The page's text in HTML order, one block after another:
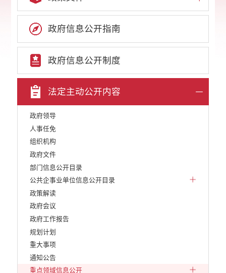
政府信息公开指南
政府信息公开制度
法定主动公开内容
政府领导
人事任免
组织机构
政府文件
部门信息公开目录
公共企事业单位信息公开目录
政策解读
政府会议
政府工作报告
规划计划
重大事项
通知公告
重点领域信息公开